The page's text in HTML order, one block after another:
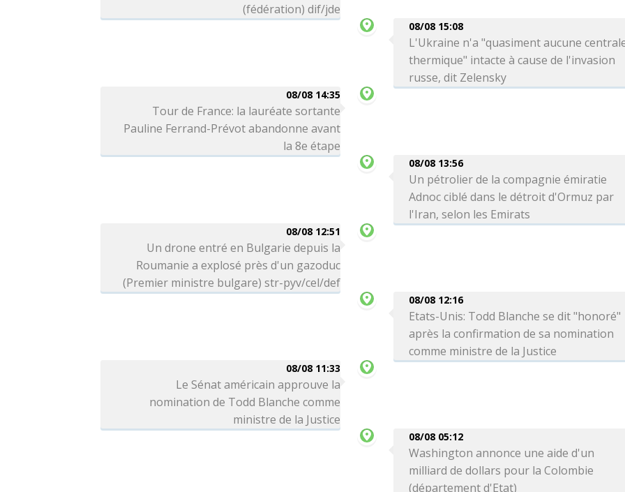
(fédération) dif/jde
08/08 15:08
L'Ukraine n'a "quasiment aucune
thermique" intacte à cause de l'invasion
russe, dit Zelensky
08/08 14:35
Tour de France: la lauréate sortante
Pauline Ferrand-Prévot abandonne avant
la 8e étape
08/08 13:56
Un pétrolier de la compagnie émiratie
Adnoc ciblé dans le détroit d'Ormuz par
l'Iran, selon les Emirats
08/08 12:51
Un drone entré en Bulgarie depuis la
Roumanie a explosé près d'un gazoduc
(Premier ministre bulgare) str-pyv/cel/def
08/08 12:16
Etats-Unis: Todd Blanche se dit "honoré"
après la confirmation de sa nomination
comme ministre de la Justice
08/08 11:33
Le Sénat américain approuve la
nomination de Todd Blanche comme
ministre de la Justice
08/08 05:12
Washington annonce une aide d'un
milliard de dollars pour la Colombie
(département d'Etat)